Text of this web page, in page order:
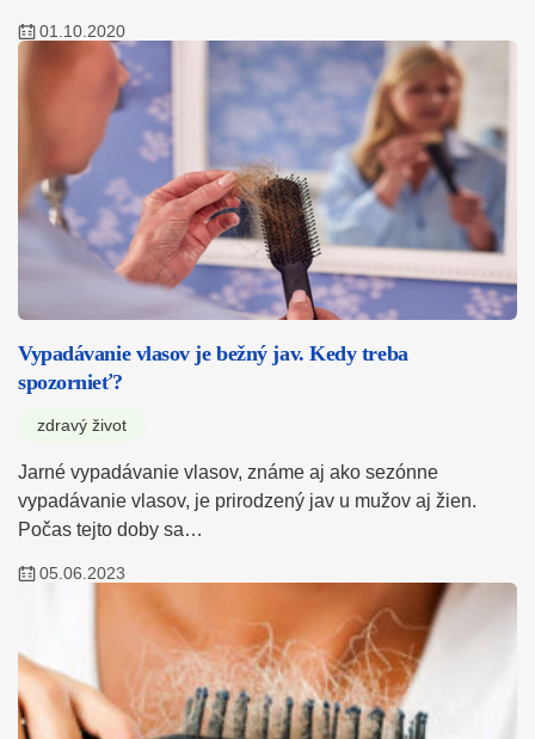
01.10.2020
Vypadávanie vlasov je bežný jav. Kedy treba
spozornieť?
zdravý život
Jarné vypadávanie vlasov, známe aj ako sezónne
vypadávanie vlasov, je prirodzený jav u mužov aj žien.
Počas tejto doby sa…
05.06.2023